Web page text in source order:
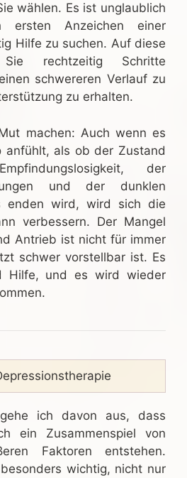
wählen. Es ist unglaublich
Anzeichen einer
Hilfe zu suchen. Auf diese
rechtzeitig Schritte
schwereren Verlauf zu
zu erhalten.
machen: Auch wenn es
anfühlt, als ob der Zustand
der
und der dunklen
enden wird, wird sich die
verbessern. Der Mangel
Antrieb ist nicht für immer
schwer vorstellbar ist. Es
Hilfe, und es wird wieder
ich davon aus, dass
ein Zusammenspiel von
Faktoren entstehen.
wichtig, nicht nur